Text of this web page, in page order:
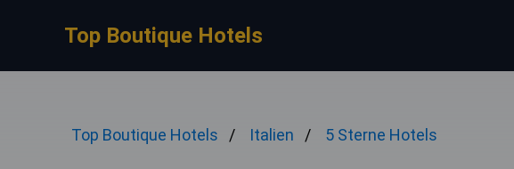
Top Boutique Hotels
Top Boutique Hotels Italien 5 Sterne Hotels